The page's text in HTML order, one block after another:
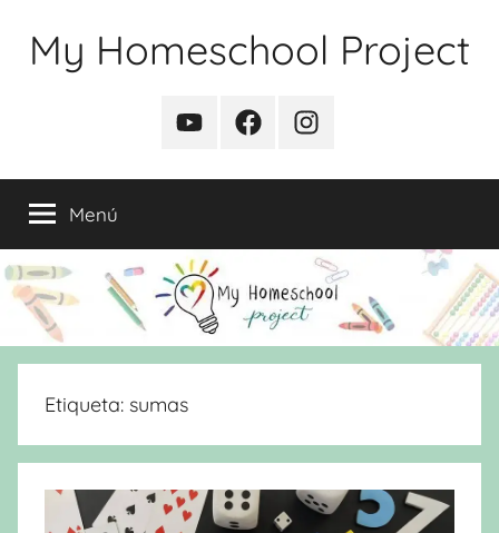
contenido
My Homeschool Project
YouTubeFacebookInstagram
Menú
Etiqueta: sumas